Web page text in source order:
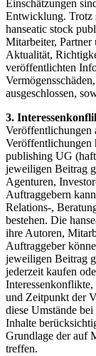
Einschätzungen
Entwicklung. Trotz
hanseatic stock
Mitarbeiter,
Aktualität,
veröffentlichten
ausgeschlossen,
3.
Veröffentlichungen
Veröffentlichungen
publishing UG
jeweiligen Beitrag
Agenturen,
Auftraggebern
Relations-,
bestehen. Die
ihre Autoren,
Auftraggeber
jeweiligen Beitrag
jederzeit kaufen
und Zeitpunkt der
diese Umstände
Inhalte
Grundlage der auf
treffen.